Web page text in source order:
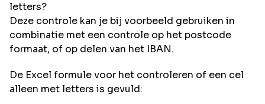
letters?
Deze controle kan je bij voorbeeld gebruiken in
combinatie met een controle op het postcode
formaat, of op delen van het IBAN.
De Excel formule voor het controleren of een cel
alleen met letters is gevuld: